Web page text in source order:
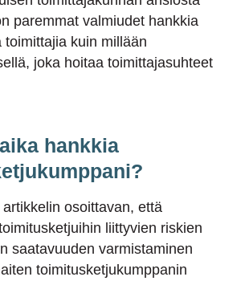
paremmat valmiudet hankkia
toimittajia kuin millään
joka hoitaa toimittajasuhteet
hankkia
osoittavan, että
liittyvien riskien
saatavuuden varmistaminen
toimitusketjukumppanin